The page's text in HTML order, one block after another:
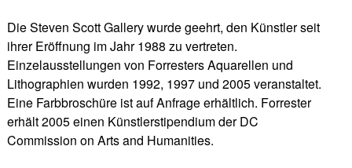
Die Steven Scott Gallery wurde geehrt, den Künstler seit
ihrer Eröffnung im Jahr 1988 zu vertreten.
Einzelausstellungen von Forresters Aquarellen und
Lithographien wurden 1992, 1997 und 2005 veranstaltet.
Eine Farbbroschüre ist auf Anfrage erhältlich. Forrester
erhält 2005 einen Künstlerstipendium der DC
Commission on Arts and Humanities.